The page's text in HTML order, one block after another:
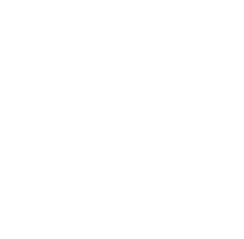
tutte le informazioni qui!